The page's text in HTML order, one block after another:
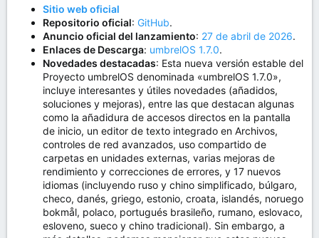
Sitio web oficial
Repositorio oficial: GitHub.
Anuncio oficial del lanzamiento: 27 de abril de 2026.
Enlaces de Descarga: umbrelOS 1.7.0.
Novedades destacadas: Esta nueva versión estable del
Proyecto umbrelOS denominada «umbrelOS 1.7.0»,
incluye interesantes y útiles novedades (añadidos,
soluciones y mejoras), entre las que destacan algunas
como la añadidura de accesos directos en la pantalla
de inicio, un editor de texto integrado en Archivos,
controles de red avanzados, uso compartido de
carpetas en unidades externas, varias mejoras de
rendimiento y correcciones de errores, y 17 nuevos
idiomas (incluyendo ruso y chino simplificado, búlgaro,
checo, danés, griego, estonio, croata, islandés, noruego
bokmål, polaco, portugués brasileño, rumano, eslovaco,
esloveno, sueco y chino tradicional). Sin embargo, a